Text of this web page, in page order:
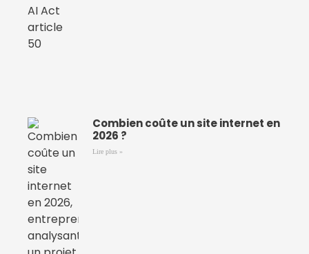
Combien coûte un site internet en
2026 ?
Lire plus »